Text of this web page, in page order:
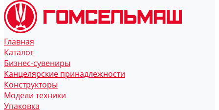
Главная
Каталог
Бизнес-сувениры
Канцелярские принадлежности
Конструкторы
Модели техники
Упаковка